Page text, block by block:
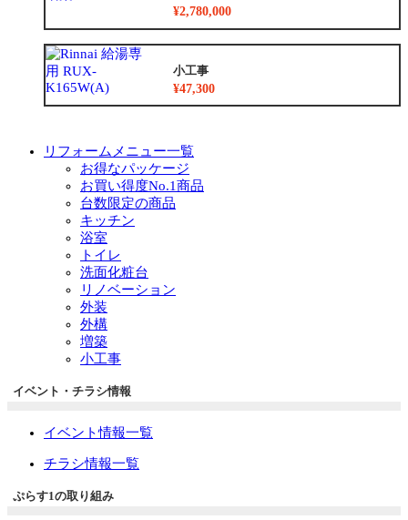
¥2,780,000
小工事
¥47,300
リフォームメニュー一覧
お得なパッケージ
お買い得度No.1商品
台数限定の商品
キッチン
浴室
トイレ
洗面化粧台
リノベーション
外装
外構
増築
小工事
イベント・チラシ情報
イベント情報一覧
チラシ情報一覧
ぷらす1の取り組み